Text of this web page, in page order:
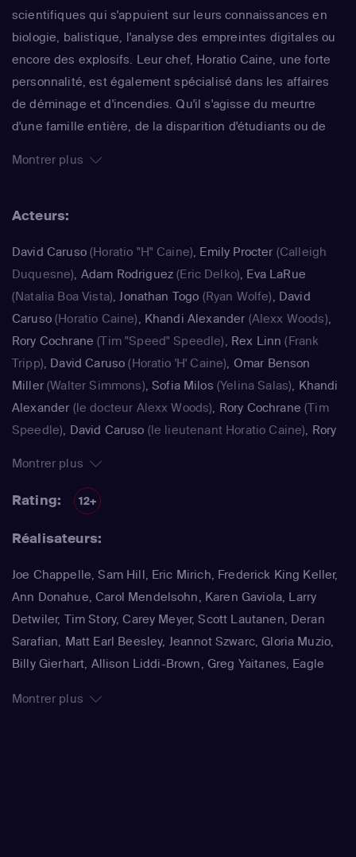
scientifiques qui s'appuient sur leurs connaissances en
biologie, balistique, l'analyse des empreintes digitales ou
encore des explosifs. Leur chef, Horatio Caine, une forte
personnalité, est également spécialisé dans les affaires
de déminage et d'incendies. Qu'il s'agisse du meurtre
d'une famille entière, de la disparition d'étudiants ou de
d'arrache-pied. Déclinée en 10 saisons, cette efficace
over furent tournés avec "Les Experts : Las Vegas" ou
Montrer plus
Acteurs:
David Caruso(Horatio "H" Caine) Emily Procter (Calleigh
Duquesne) Adam Rodriguez (Eric Delko) Eva LaRue
(Natalia Boa Vista) Jonathan Togo (Ryan Wolfe) David
Caruso(Horatio Caine) Khandi Alexander (Alexx Woods)
Rory Cochrane (Tim "Speed" Speedle) Rex Linn (Frank
Tripp) David Caruso (Horatio 'H' Caine) Omar Benson
Miller(Walter Simmons) ,Sofia Milos (Yelina Salas) Khandi
Alexander (le docteur Alexx Woods) Rory Cochrane (Tim
Speedle) David Caruso (le lieutenant Horatio Caine) Rory
(l'inspecteur Frank Tripp)
Rory Cochrane(Tim 'Speed' Speedle)
(Braden Wilkins)
Montrer plus
Rating: 12+
Réalisateurs:
Joe Chappelle, Sam Hill, Eric Mirich, Frederick King Keller,
Ann Donahue, Carol Mendelsohn, Karen Gaviola, Larry
Detwiler, Tim Story, Carey Meyer, Scott Lautanen, Deran
Sarafian, Matt Earl Beesley, Jeannot Szwarc, Gloria Muzio,
Billy Gierhart, Allison Liddi-Brown, Greg Yaitanes, Eagle
Montrer plus